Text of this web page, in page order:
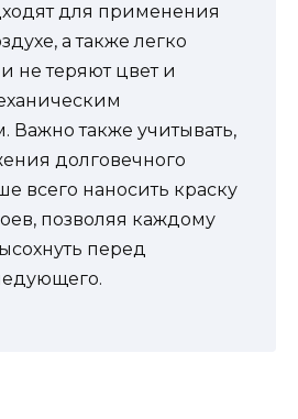
для применения
а также легко
не теряют цвет и
Важно также учитывать,
долговечного
всего наносить краску
позволяя каждому
перед